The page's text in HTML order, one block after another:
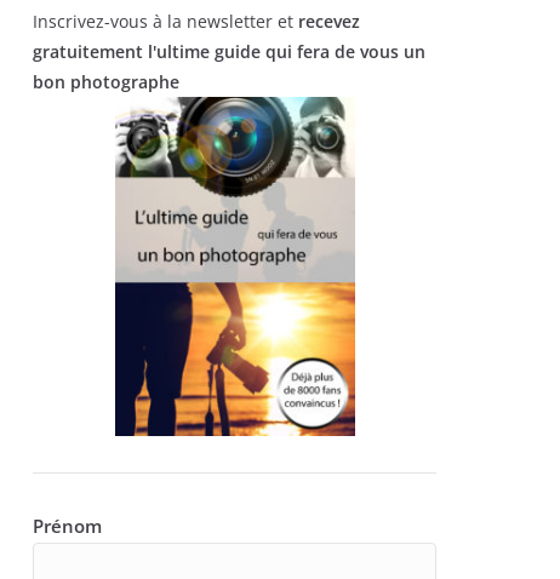
Inscrivez-vous à la newsletter et recevez
gratuitement l'ultime guide qui fera de vous un
bon photographe
Prénom